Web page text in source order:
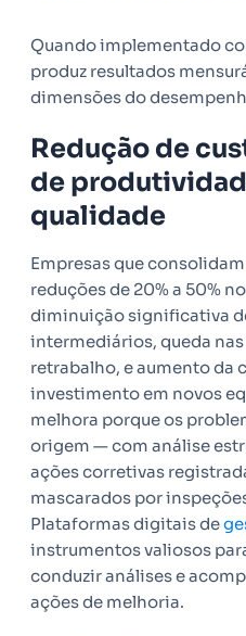
Quando implementado
produz resultados
dimensões do
Redução de
de
qualidade
Empresas que
reduções de 20% a 50%
diminuição significativa
intermediários, queda
retrabalho, e aumento da
investimento em novos
melhora porque os
origem — com análise
ações corretivas
mascarados por
Plataformas digitais de
instrumentos valiosos
conduzir análises e
ações de melhoria.